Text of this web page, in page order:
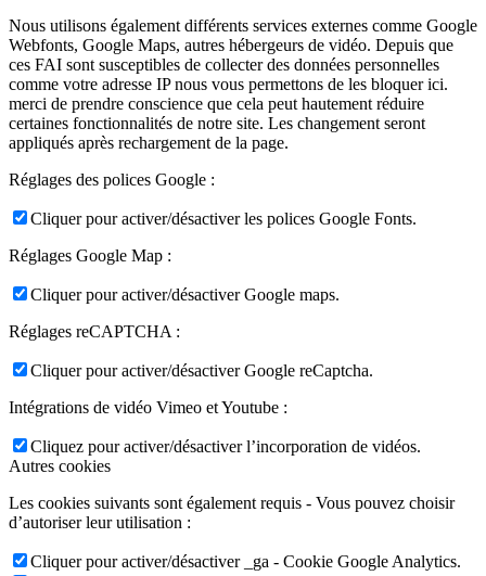
Nous utilisons également différents services externes comme Google
Webfonts, Google Maps, autres hébergeurs de vidéo. Depuis que
ces FAI sont susceptibles de collecter des données personnelles
comme votre adresse IP nous vous permettons de les bloquer ici.
merci de prendre conscience que cela peut hautement réduire
certaines fonctionnalités de notre site. Les changement seront
appliqués après rechargement de la page.
Réglages des polices Google :
Cliquer pour activer/désactiver les polices Google Fonts.
Réglages Google Map :
Cliquer pour activer/désactiver Google maps.
Réglages reCAPTCHA :
Cliquer pour activer/désactiver Google reCaptcha.
Intégrations de vidéo Vimeo et Youtube :
Cliquez pour activer/désactiver l’incorporation de vidéos.
Autres cookies
Les cookies suivants sont également requis - Vous pouvez choisir
d’autoriser leur utilisation :
Cliquer pour activer/désactiver _ga - Cookie Google Analytics.